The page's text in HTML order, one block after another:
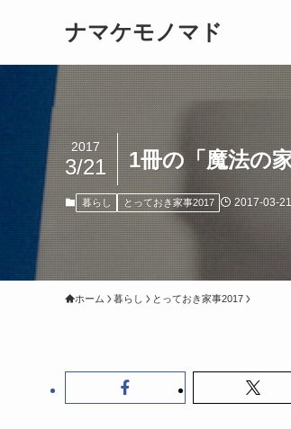
ナマケモノマド
1冊の「魔法の
2017
3/21
暮らし とっておき家事2017 2017-03-21
ホーム 暮らし とっておき家事2017